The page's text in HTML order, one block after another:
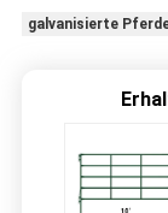
galvanisierte